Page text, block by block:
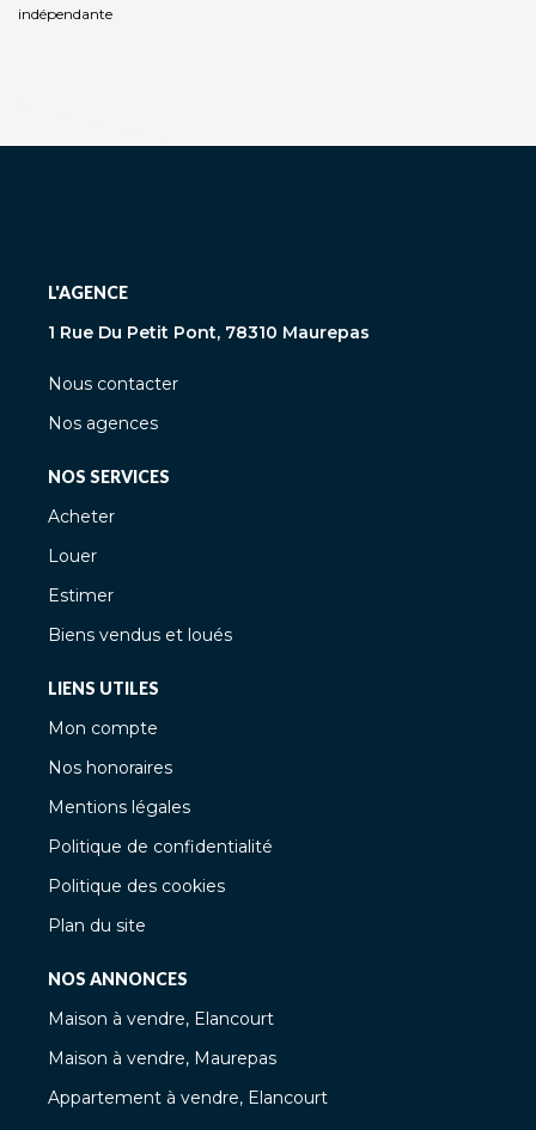
indépendante
L'AGENCE
1 Rue Du Petit Pont, 78310 Maurepas
Nous contacter
Nos agences
NOS SERVICES
Acheter
Louer
Estimer
Biens vendus et loués
LIENS UTILES
Mon compte
Nos honoraires
Mentions légales
Politique de confidentialité
Politique des cookies
Plan du site
NOS ANNONCES
Maison à vendre, Elancourt
Maison à vendre, Maurepas
Appartement à vendre, Elancourt